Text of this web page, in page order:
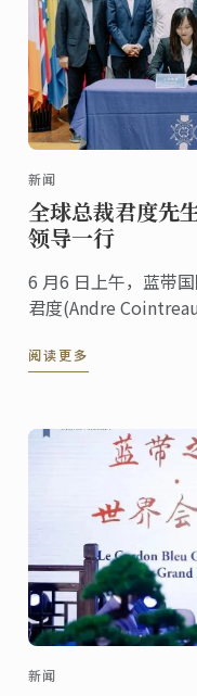
新闻
全球总裁君度先
领导一行
6 月6 日上午，蓝带
君度(Andre
阅读更多
新闻